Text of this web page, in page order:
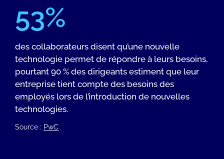
53%
des collaborateurs disent qu’une nouvelle
technologie permet de répondre à leurs besoins,
pourtant 90 % des dirigeants estiment que leur
entreprise tient compte des besoins des
employés lors de l’introduction de nouvelles
technologies.
Source : PwC